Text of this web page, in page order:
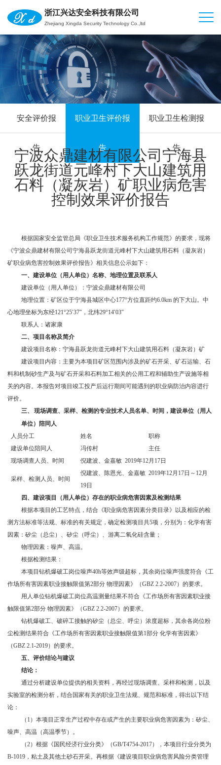
浙江兴达安全科技有限公司
Zhejiang Xingda Security Technology Co.,ltd
安全评价报
告
职业卫生评价报
告
职业卫生检测报
告
宁波众鼎建材有限公司宁海县
跃龙街道元峰村下大山建筑用
石料（凝灰岩）矿职业病危害
控制效果评价报告
根据国家安全监管总局《职业卫生技术服务机构工作规范》的要求，现将
《宁波众鼎建材有限公司 宁海县跃龙街道元峰村下大山建筑用石料（凝灰岩）
矿职业病危害控制效果评价报告》相关信息公示如下：
一、 建设单位（用人单位）名称、地理位置及联系人
建设单位（用人单位）：宁波众鼎建材有限公司
地理位置：矿区位于宁海县城区中心177°方位直距约6.0km 的下大山。中
心地理坐标为东经121°25′37″，北纬29°14′03″
联系人： 诸家康
二、 项目名称及简介
建设项目名称：宁海县跃龙街道元峰村下大山建筑用石料（凝灰岩）矿
建设项目内容：主要为本项目矿区范围内涉及的矿石开采、矿石运输、石
料和机制砂生产及与矿石开采和石料加工相关的公用工程和辅助生产设施等相
关的内容。本报告对项目竣工投产后运行期间可能遇到的职业病防治内容进行
评价。
三、
现场调查、采样、检测的专业技术人员名单、时间，建设单位（用人
单位）陪同人
人员分工
姓名
职称
建设单位陪同人
冯传村
主任
现场调查人员、时间
倪建波、金嘉敏 2019年12月17日
采样、检测人员、时间
倪建波、陈恩光、金嘉敏 2019年12月17日～12月
19日
四、 建设项目（用人单位）存在的职业病危害因素及检测结果
根据本项目的工艺特点，结合《职业病危害因素分类目录》以及相应的检
测方法标准等法规、标准的有关规定，确定检测项目共5项，分别为：化学有害
因素：矽尘（总尘）、矽尘（呼尘）、游离二氧化硅含量；
物理因素：噪声、高温。
根据检测结果 ：
本项目钻机爆破工岗位噪声40h等效声级超标，其余岗位噪声强度符合《工
作场所有害因素职业接触限值第2部分 物理因素》（GBZ 2.2-2007）的要求。
用人单位钻机爆破工岗位高温测量结果不符合《工作场所有害因素职业接
触限值第2部分 物理因素》（GBZ 2.2-2007）的要求。
钻机爆破工、破碎工接触的矽尘（总尘、呼尘）浓度超标，其余各岗位粉
尘检测结果符合《工作场所有害因素职业接触限值第1部分 化学有害因素》
（GBZ 2.1-2019）的要求。
五、 评价结论与建议
结论：
通过分析建设单位提供的相关资料，再经过现场调查、采样和检测，以及
实验室的检测分析，结合国家有关的职业卫生法规、规范和标准，得出以下结
论：
（ 1）本项目正常生产过程中存在或产生的主要职业病危害因素为：矽尘、
噪声、高温（高温季节）。
（2）根据《国民经济行业分类》（GB/T4754-2017），本项目行业分类为
B-1019，粘土及其他土砂石开采。再根据《建设项目职业病危害风险分类管理